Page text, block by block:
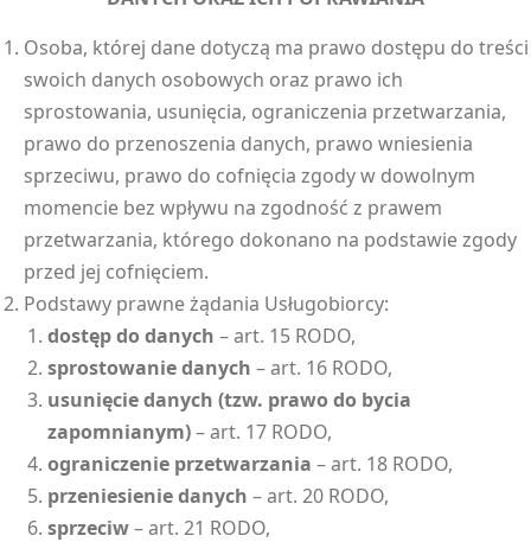
Osoba, której dane dotyczą ma prawo dostępu do treści
swoich danych osobowych oraz prawo ich
sprostowania, usunięcia, ograniczenia przetwarzania,
prawo do przenoszenia danych, prawo wniesienia
sprzeciwu, prawo do cofnięcia zgody w dowolnym
momencie bez wpływu na zgodność z prawem
przetwarzania, którego dokonano na podstawie zgody
przed jej cofnięciem.
Podstawy prawne żądania Usługobiorcy:
dostęp do danych – art. 15 RODO,
sprostowanie danych – art. 16 RODO,
usunięcie danych (tzw. prawo do bycia
zapomnianym)– art. 17 RODO,
ograniczenie przetwarzania – art. 18 RODO,
przeniesienie danych – art. 20 RODO,
sprzeciw– art. 21 RODO,